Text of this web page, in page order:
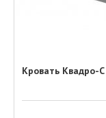
Кровать Квадро-